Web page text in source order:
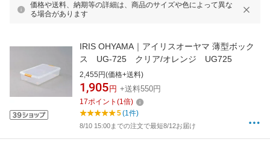
価格や送料、納期等の詳細は、商品のサイズや色によって異な
る場合があります
IRIS OHYAMA｜アイリスオーヤマ 薄型ボック
ス UG-725 クリア/オレンジ UG725
2,455円(価格+送料)
1,905 円 +送料550円
17ポイント (1倍)
5(1件)
8/10 15:00までの注文で最短8/12お届け